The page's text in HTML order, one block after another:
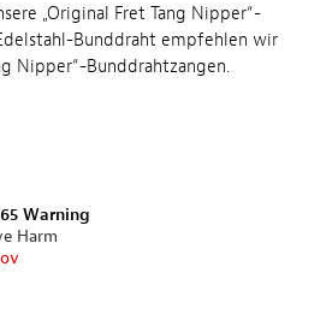
„Original Fret Tang Nipper“-
Bunddraht empfehlen wir
Nipper“-Bunddrahtzangen.
Warning
Harm